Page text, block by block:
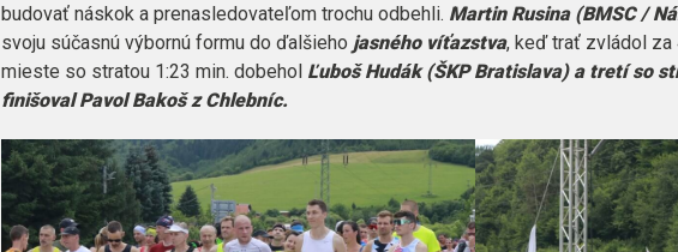
budovať náskok a prenasledovateľom trochu odbehli. Martin Rusina (BMSC /
svoju súčasnú výbornú formu do ďalšieho jasného víťazstva, keď trať zvládol za
mieste so stratou 1:23 min. dobehol Ľuboš Hudák (ŠKP Bratislava) a tretí so
finišoval Pavol Bakoš z Chlebníc.